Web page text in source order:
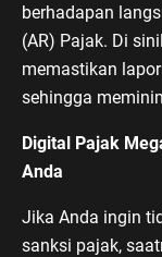
berhadapan
(AR) Pajak. Di
memastikan
sehingga
Digital Pajak
Anda
Jika Anda ingin
sanksi pajak,